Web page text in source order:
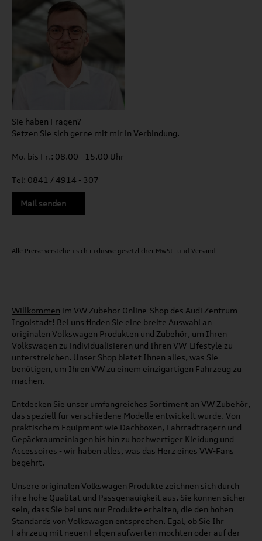
Sie haben Fragen?
Setzen Sie sich gerne mit mir in Verbindung.
Mo. bis Fr.: 08.00 - 15.00 Uhr
Tel: 0841 / 4914 - 307
Mail senden
Alle Preise verstehen sich inklusive gesetzlicher MwSt. und Versand
Willkommen im VW Zubehör Online-Shop des Audi Zentrum
Ingolstadt! Bei uns finden Sie eine breite Auswahl an
originalen Volkswagen Produkten und Zubehör, um Ihren
Volkswagen zu individualisieren und Ihren VW-Lifestyle zu
unterstreichen. Unser Shop bietet Ihnen alles, was Sie
benötigen, um Ihren VW zu einem einzigartigen Fahrzeug zu
machen.
Entdecken Sie unser umfangreiches Sortiment an VW Zubehör,
das speziell für verschiedene Modelle entwickelt wurde. Von
praktischem Equipment wie Dachboxen, Fahrradträgern und
Gepäckraumeinlagen bis hin zu hochwertiger Kleidung und
Accessoires - wir haben alles, was das Herz eines VW-Fans
begehrt.
Unsere originalen Volkswagen Produkte zeichnen sich durch
ihre hohe Qualität und Passgenauigkeit aus. Sie können sicher
sein, dass Sie bei uns nur Produkte erhalten, die den hohen
Standards von Volkswagen entsprechen. Egal, ob Sie Ihr
Fahrzeug mit neuen Felgen aufwerten möchten oder auf der